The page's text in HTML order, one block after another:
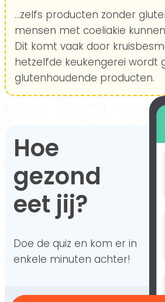
...zelfs producten zonder
mensen met coeliakie
Dit komt vaak door
hetzelfde keukengerei wordt
glutenhoudende producten.
Hoe
gezond
eet jij?
Doe de quiz en kom er in
enkele minuten achter!